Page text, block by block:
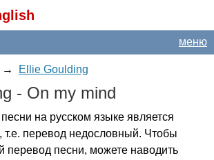
меню
→ Ellie Goulding
- On my mind
на русском языке является
т.е. перевод недословный. Чтобы
перевод песни, можете наводить